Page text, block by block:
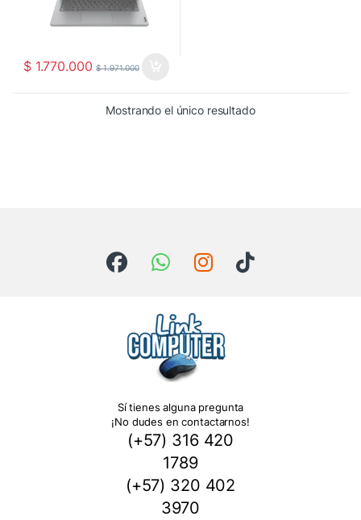
$1.770.000 $1.971.000
Mostrando el único resultado
Sí tienes alguna pregunta
¡No dudes en contactarnos!
(+57) 316 420
1789
(+57) 320 402
3970